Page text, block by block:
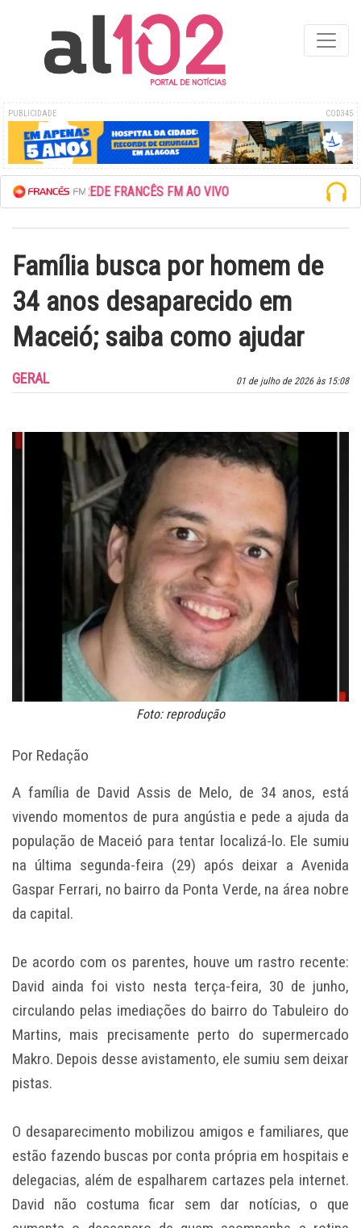
PUBLICIDADE COD345
ESCUTE A REDE FRANCÊS FM AO VIVO
Família busca por homem de
34 anos desaparecido em
Maceió; saiba como ajudar
01 de julho de 2026 às 15:08
GERAL
Foto: reprodução
Por Redação
A família de David Assis de Melo, de 34 anos, está
vivendo momentos de pura angústia e pede a ajuda da
população de Maceió para tentar localizá-lo. Ele sumiu
na última segunda-feira (29) após deixar a Avenida
Gaspar Ferrari, no bairro da Ponta Verde, na área nobre
da capital.
De acordo com os parentes, houve um rastro recente:
David ainda foi visto nesta terça-feira, 30 de junho,
circulando pelas imediações do bairro do Tabuleiro do
Martins, mais precisamente perto do supermercado
Makro. Depois desse avistamento, ele sumiu sem deixar
pistas.
O desaparecimento mobilizou amigos e familiares, que
estão fazendo buscas por conta própria em hospitais e
delegacias, além de espalharem cartazes pela internet.
David não costuma ficar sem dar notícias, o que